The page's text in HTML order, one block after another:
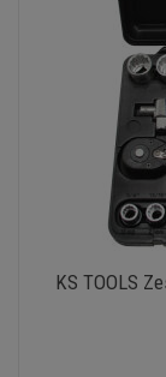
KS TOOLS